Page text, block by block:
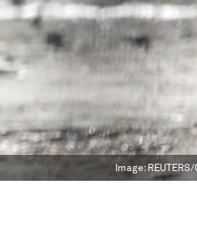
Image: